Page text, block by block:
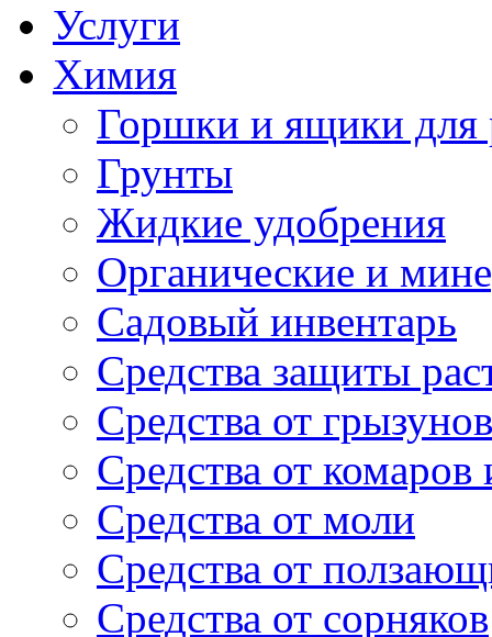
Услуги
Химия
Горшки и ящики для
Грунты
Жидкие удобрения
Органические и
Садовый инвентарь
Средства защиты
Средства от грызунов
Средства от
Средства от моли
Средства от
Средства от сорняков